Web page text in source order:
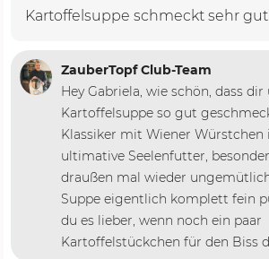
Kartoffelsuppe schmeckt sehr
ZauberTopf Club-Team
Hey Gabriela, wie schön, dass dir
Kartoffelsuppe so gut
Klassiker mit Wiener Würstchen
ultimative Seelenfutter,
draußen mal wieder
Suppe eigentlich komplett fein
du es lieber, wenn noch ein paar
Kartoffelstückchen für den Biss